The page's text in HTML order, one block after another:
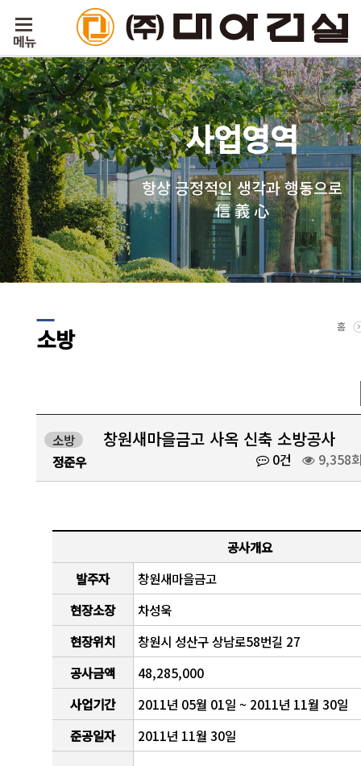
사업영역
항상 긍정적인 생각과 행동으로
信 義 心
소방 홈
소방 창원새마을금고 사옥 신축 소방공사
정준우 0건 9,358
공사개요
발주자
창원새마을금고
현장소장
차성욱
현장위치
창원시 성산구 상남로58번길 27
공사금액
48,285,000
사업기간
2011년 05월 01일 ~ 2011년 11월 30일
준공일자
2011년 11월 30일